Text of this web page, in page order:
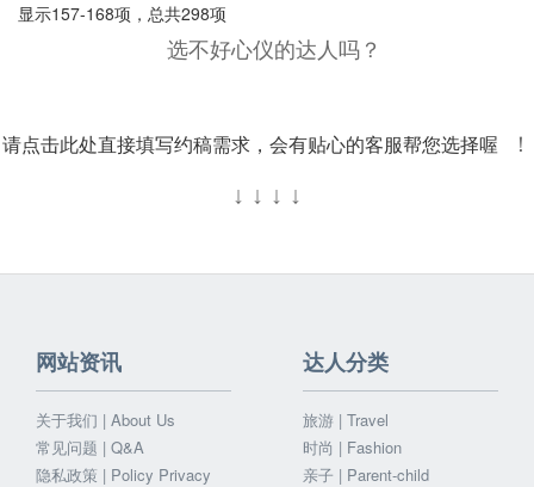
显示157-168项，总共298项
选不好心仪的达人吗？
请点击此处直接填写约稿需求，会有贴心的客服帮您选择喔 ！
↓ ↓ ↓ ↓
网站资讯
关于我们 | About Us
常见问题 | Q&A
隐私政策 | Policy Privacy
达人分类
旅游 | Travel
时尚 | Fashion
亲子 | Parent-child